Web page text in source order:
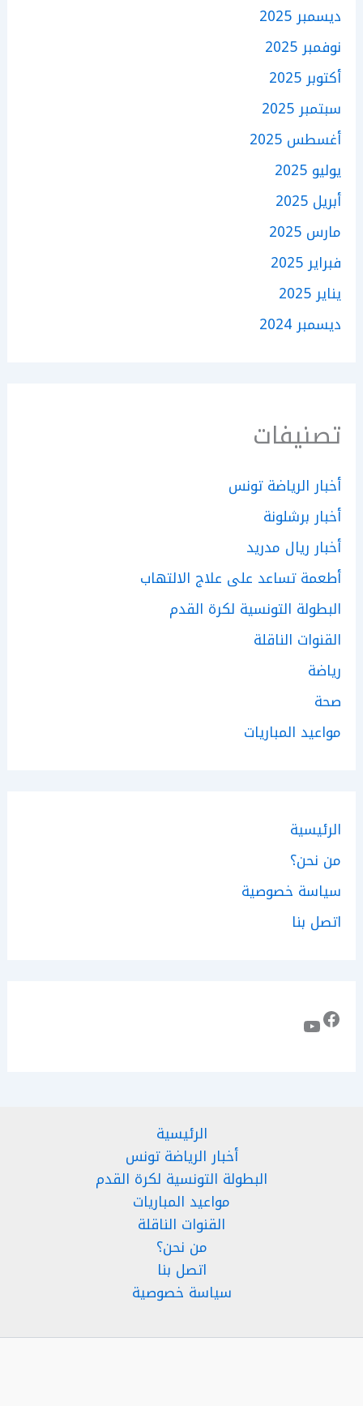
ديسمبر 2025
نوفمبر 2025
أكتوبر 2025
سبتمبر 2025
أغسطس 2025
يوليو 2025
أبريل 2025
مارس 2025
فبراير 2025
يناير 2025
ديسمبر 2024
تصنيفات
أخبار الرياضة تونس
أخبار برشلونة
أخبار ريال مدريد
أطعمة تساعد على علاج الالتهاب
البطولة التونسية لكرة القدم
القنوات الناقلة
رياضة
صحة
مواعيد المباريات
الرئيسية
من نحن؟
سياسة خصوصية
اتصل بنا
فيسبوكيوتيوب
الرئيسية
أخبار الرياضة تونس
البطولة التونسية لكرة القدم
مواعيد المباريات
القنوات الناقلة
من نحن؟
اتصل بنا
سياسة خصوصية